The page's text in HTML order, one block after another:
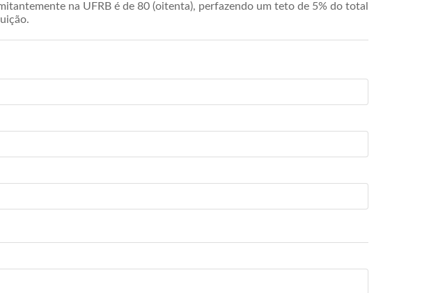
na UFRB é de 80 (oitenta), perfazendo um teto de 5% do total